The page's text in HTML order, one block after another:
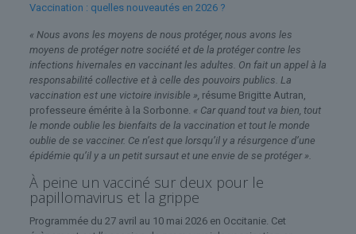
Vaccination : quelles nouveautés en 2026 ?
« Nous avons les moyens de nous protéger, nous avons les
moyens de protéger notre société et de la protéger contre les
infections hivernales en vaccinant les adultes. On fait un appel à la
responsabilité collective et à celle des pouvoirs publics. La
vaccination est une victoire invisible », résume Brigitte Autran,
professeure émérite à la Sorbonne. « Car quand tout va bien, tout
le monde oublie les bienfaits de la vaccination et tout le monde
oublie de se vacciner. Ce n’est que lorsqu’il y a résurgence d’une
épidémie qu’il y a un petit sursaut et une envie de se protéger ».
À peine un vacciné sur deux pour le
papillomavirus et la grippe
Programmée du 27 avril au 10 mai 2026 en Occitanie. Cet